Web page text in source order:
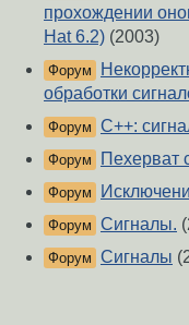
прохождении
Hat 6.2) (2003)
Форум
обработки
Форум C++:
Форум Пехерват
Форум
Форум Сигналы.
Форум Сигналы